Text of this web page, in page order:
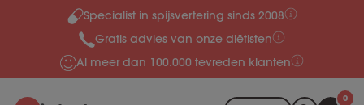
Meteen naar de content
Specialist in spijsvertering sinds 2008
Gratis advies van onze diëtisten
Al meer dan 100.000 tevreden klanten
0